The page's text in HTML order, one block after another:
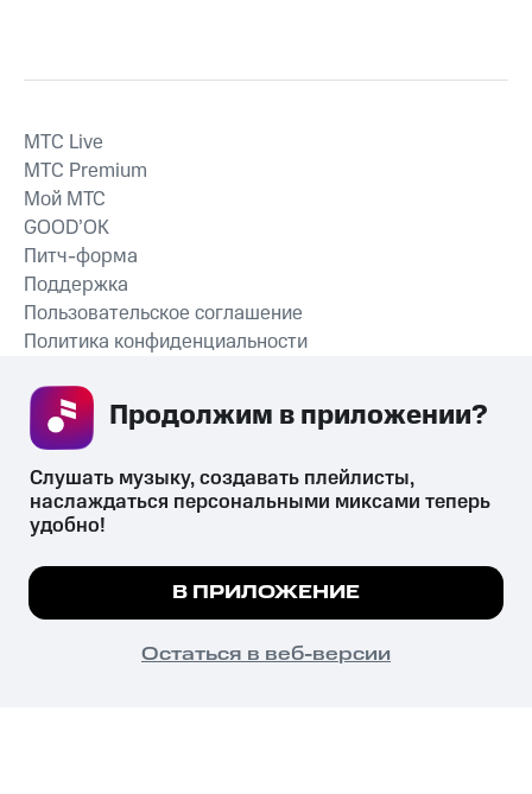
СКАЧАТЬ ПРИЛОЖЕНИЕ
MTС Live
MTС Premium
Мой МТС
GOOD’OK
Питч-форма
Поддержка
Пользовательское соглашение
Политика конфиденциальности
психотропных веществ, их аналогов причиняет вред здоровью,
их незаконный оборот запрещён и влечёт установленную
законодательством ответственность.
© 2026 ООО «КИОН».
Все права защищены
Мы используем куки, чтобы на сайте все
Подробнее
ПОНЯТНО
Слушать музыку, создавать плейлисты,
наслаждаться персональными миксами теперь
удобно!
В ПРИЛОЖЕНИЕ
Остаться в веб-версии